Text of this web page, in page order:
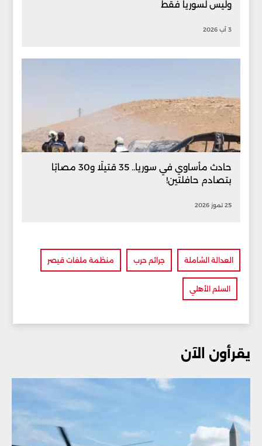
وليس لسوريا فقط
3 آب 2026
حادث مأساوي في سوريا.. 35 قتيلًا و30 مصابًا
بتصادم حافلتين!
25 تموز 2026
العدالة الشاملة جرائم حرب منظمة ملفات قيصر
السلم الأهلي
يقرأون الآن